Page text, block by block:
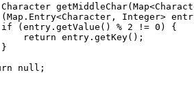
Character getMiddleChar
(Map.Entry<Character, Integer>
if (entry.getValue() % 2 != 0 ) {
return entry.getKey();
null ;